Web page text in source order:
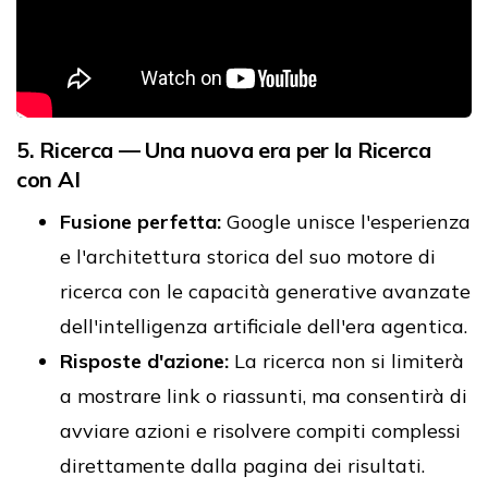
5. Ricerca — Una nuova era per la Ricerca
con AI
Fusione perfetta: Google unisce l'esperienza
e l'architettura storica del suo motore di
ricerca con le capacità generative avanzate
dell'intelligenza artificiale dell'era agentica.
Risposte d'azione: La ricerca non si limiterà
a mostrare link o riassunti, ma consentirà di
avviare azioni e risolvere compiti complessi
direttamente dalla pagina dei risultati.